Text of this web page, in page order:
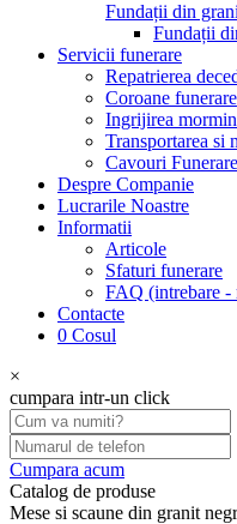
Fundații din
Fundații
Servicii funerare
Repatrierea
Coroane funerare
Ingrijirea
Transportarea si
Cavouri Funerare
Despre Companie
Lucrarile Noastre
Informatii
Articole
Sfaturi funerare
FAQ (intrebare -
Contacte
0 Cosul
×
cumpara intr-un click
Cumpara acum
Catalog de produse
Mese si scaune din granit